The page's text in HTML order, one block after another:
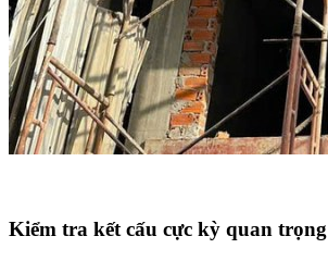
Kiểm tra kết cấu cực kỳ quan trọng​